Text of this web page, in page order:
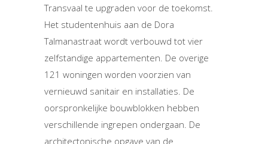
Transvaal te upgraden voor de toekomst.
Het studentenhuis aan de Dora
Talmanastraat wordt verbouwd tot vier
zelfstandige appartementen. De overige
121 woningen worden voorzien van
vernieuwd sanitair en installaties. De
oorspronkelijke bouwblokken hebben
verschillende ingrepen ondergaan. De
architectonische opgave van de